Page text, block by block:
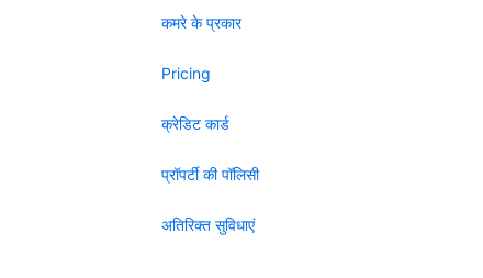
कमरे के प्रकार
Pricing
क्रेडिट कार्ड
प्रॉपर्टी की पॉलिसी
अतिरिक्त सुविधाएं